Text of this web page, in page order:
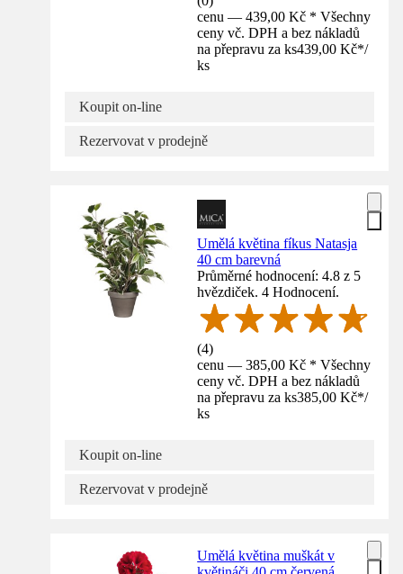
cenu — 439,00 Kč * Všechny
ceny vč. DPH a bez nákladů
na přepravu za ks439,00 Kč*/
ks
Koupit on-line
Rezervovat v prodejně
Umělá květina fíkus Natasja
40 cm barevná
Průměrné hodnocení: 4.8 z 5
hvězdiček. 4 Hodnocení.
(4)
cenu — 385,00 Kč * Všechny
ceny vč. DPH a bez nákladů
na přepravu za ks385,00 Kč*/
ks
Koupit on-line
Rezervovat v prodejně
Umělá květina muškát v